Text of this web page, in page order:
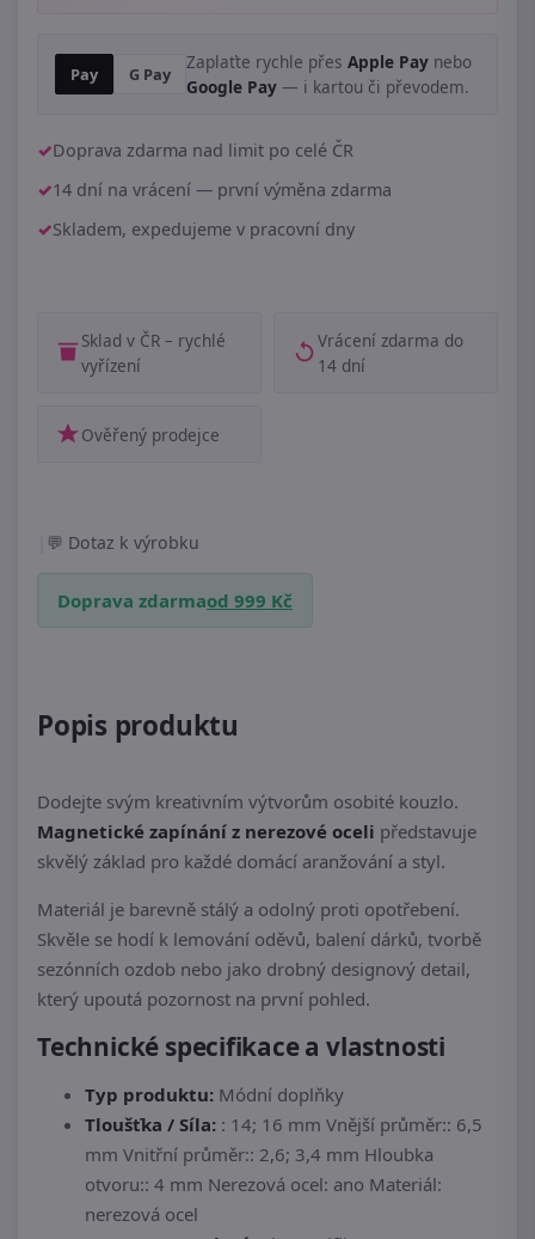
Pay G Pay
Zaplaťte rychle přes Apple Pay nebo
Google Pay — i kartou či převodem.
Doprava zdarma nad limit po celé ČR
14 dní na vrácení — první výměna zdarma
Skladem, expedujeme v pracovní dny
Sklad v ČR – rychlé
vyřízení
Vrácení zdarma do
14 dní
Ověřený prodejce
Dotaz k výrobku
Doprava zdarmaod 999 Kč
Popis produktu
Dodejte svým kreativním výtvorům osobité kouzlo.
Magnetické zapínání z nerezové oceli představuje
skvělý základ pro každé domácí aranžování a styl.
Materiál je barevně stálý a odolný proti opotřebení.
Skvěle se hodí k lemování oděvů, balení dárků, tvorbě
sezónních ozdob nebo jako drobný designový detail,
který upoutá pozornost na první pohled.
Technické specifikace a vlastnosti
Typ produktu: Módní doplňky
Tloušťka / Síla: : 14; 16 mm Vnější průměr:: 6,5
mm Vnitřní průměr:: 2,6; 3,4 mm Hloubka
otvoru:: 4 mm Nerezová ocel: ano Materiál:
nerezová ocel